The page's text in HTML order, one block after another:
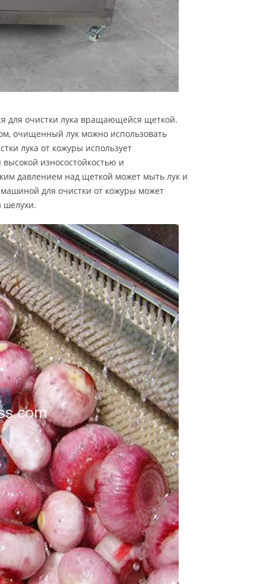
для очистки лука вращающейся щеткой.
очищенный лук можно использовать
лука от кожуры использует
износостойкостью и
давлением над щеткой может мыть лук и
машиной для очистки от кожуры может
шелухи.